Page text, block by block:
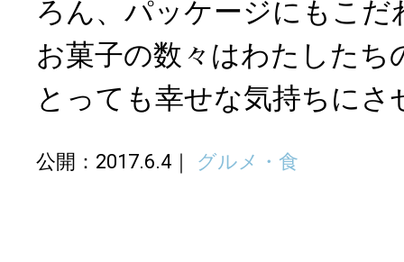
ろん、パッケージにもこ
お菓子の数々はわたしたち
とっても幸せな気持ちにさ
公開：2017.6.4 グルメ・食